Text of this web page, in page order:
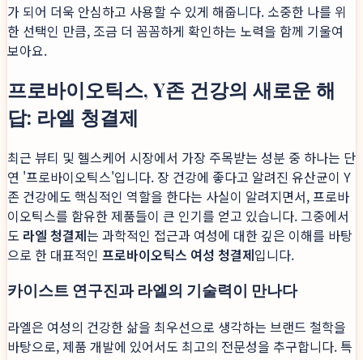
가 되어 더욱 안심하고 사용할 수 있게 해줍니다. 소중한 나를 위
한 선택인 만큼, 조금 더 꼼꼼하게 확인하는 노력을 함께 기울여
보아요.
프로바이오틱스, Y존 건강의 새로운 해
답: 라엘 청결제
최근 뷰티 및 헬스케어 시장에서 가장 주목받는 성분 중 하나는 단
연 '프로바이오틱스'입니다. 장 건강에 좋다고 알려진 유산균이 Y
존 건강에도 핵심적인 역할을 한다는 사실이 알려지면서, 프로바
이오틱스를 함유한 제품들이 큰 인기를 얻고 있습니다. 그중에서
도 라엘 청결제는 과학적인 접근과 여성에 대한 깊은 이해를 바탕
으로 한 대표적인 프로바이오틱스 여성 청결제입니다.
카이스트 연구진과 라엘의 기술력이 만나다
라엘은 여성의 건강한 삶을 최우선으로 생각하는 브랜드 철학을
바탕으로, 제품 개발에 있어서도 최고의 전문성을 추구합니다. 특